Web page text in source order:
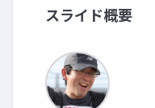
スライド概要